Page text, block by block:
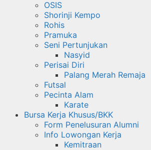
OSIS
Shorinji Kempo
Rohis
Pramuka
Seni Pertunjukan
Nasyid
Perisai Diri
Palang Merah Remaja
Futsal
Pecinta Alam
Karate
Bursa Kerja Khusus/BKK
Form Penelusuran Alumni
Info Lowongan Kerja
Kemitraan